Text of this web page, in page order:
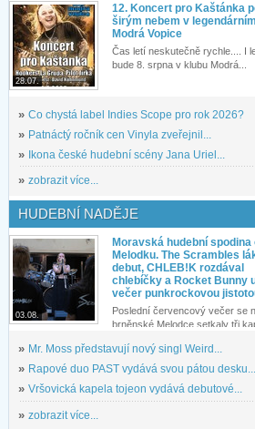
28.07.
12. Koncert pro Kaštánka
širým nebem v
Modrá Vopice
Čas letí neskutečně rychle.... I
bude 8. srpna v klubu Modrá...
» Co chystá label Indies Scope pro rok 2026?
» Patnáctý ročník cen Vinyla zveřejnil...
»
Ikona české hudební scény Jana Uriel...
» zobrazit více...
HUDEBNÍ NADĚJE
03.08.
Moravská hudební spodina
Melodku. The Scrambles
debut, CHLEB!K rozdával
chlebíčky a Rocket Bunny
večer punkrockovou
Poslední červencový večer se
brněnské Melodce setkaly tři
» Mr. Moss představují nový singl Weird...
» Rapové duo PAST vydává svou pátou desku...
» Vršovická kapela tojeon vydává debutové...
» zobrazit více...